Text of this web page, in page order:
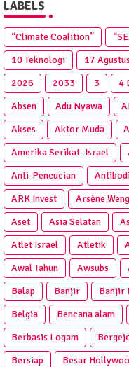
LABELS
“Climate Coalition”
10 Teknologi
17 Agustus
2026
2033 3 4
Absen
Adu Nyawa
Akses
Aktor Muda
Amerika Serikat–Israel
Anti‑Pencucian
ARK Invest
Arsène
Aset
Asia Selatan
Atlet Israel
Atletik
Awal Tahun
Awsubs
Balap
Banjir Banjir
Belgia
Bencana alam
Berbasis Logam
Bersiap
Besar